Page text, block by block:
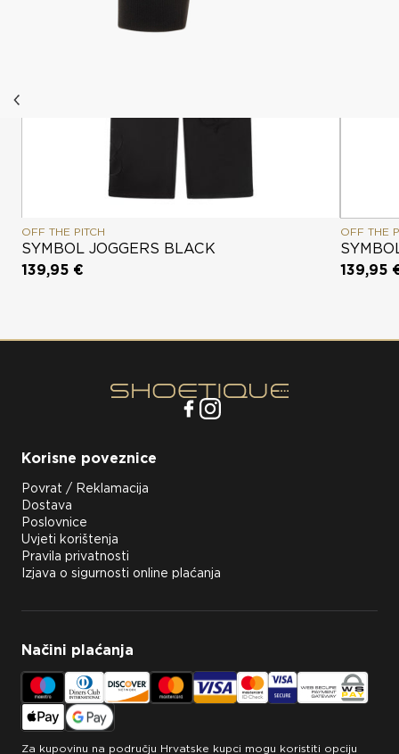
OFF THE PITCH
SYMBOL JOGGERS BLACK
139,95 €
OFF THE
139,95
Korisne poveznice
Povrat / Reklamacija
Dostava
Poslovnice
Uvjeti korištenja
Pravila privatnosti
Izjava o sigurnosti online plaćanja
Načini plaćanja
Za kupovinu na području Hrvatske kupci mogu koristiti opciju